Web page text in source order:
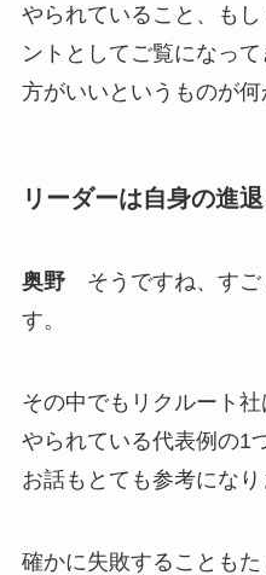
やられていること、も
ントとしてご覧になっ
方がいいというものが何
リーダーは自身の進
奥野そうですね、すご
す。
その中でもリクルート
やられている代表例の1
お話もとても参考になり
確かに失敗することも